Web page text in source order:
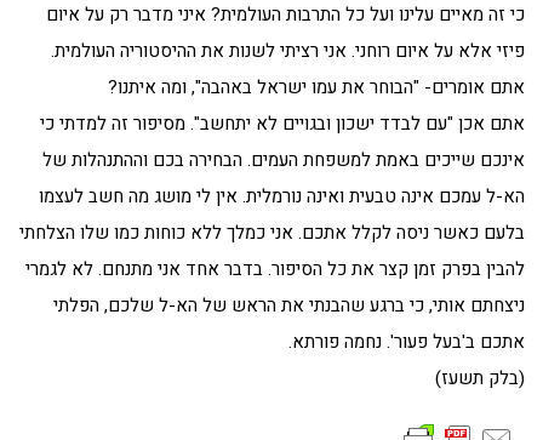
כי זה מאיים עלינו ועל כל התרבות העולמית? איני מדבר רק על איום
פיזי אלא על איום רוחני. אני רציתי לשנות את ההיסטוריה העולמית.
אתם אומרים- "הבוחר את עמו ישראל באהבה", ומה איתנו?
אתם אכן "עם לבדד ישכון ובגויים לא יתחשב". מסיפור זה למדתי כי
אינכם שייכים באמת למשפחת העמים. הבחירה בכם וההתנהלות של
הא-ל עמכם אינה טבעית ואינה נורמלית. אין לי מושג מה חשב לעצמו
בלעם כאשר ניסה לקלל אתכם. אני כמלך ללא כוחות כמו שלו הצלחתי
להבין בפרק זמן קצר את כל הסיפור. בדבר אחד אני מתנחם. לא לגמרי
ניצחתם אותי, כי ברגע שהבנתי את הראש של הא-ל שלכם, הפלתי
אתכם ב'בעל פעור'. נחמה פורתא.
(בלק תשעז)